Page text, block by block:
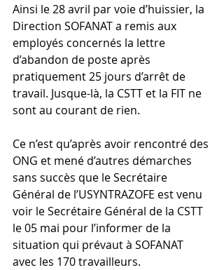
Ainsi le 28 avril par voie d’huissier, la
Direction SOFANAT a remis aux
employés concernés la lettre
d’abandon de poste après
pratiquement 25 jours d’arrêt de
travail. Jusque-là, la CSTT et la FIT ne
sont au courant de rien.
Ce n’est qu’après avoir rencontré des
ONG et mené d’autres démarches
sans succès que le Secrétaire
Général de l’USYNTRAZOFE est venu
voir le Secrétaire Général de la CSTT
le 05 mai pour l’informer de la
situation qui prévaut à SOFANAT
avec les 170 travailleurs.